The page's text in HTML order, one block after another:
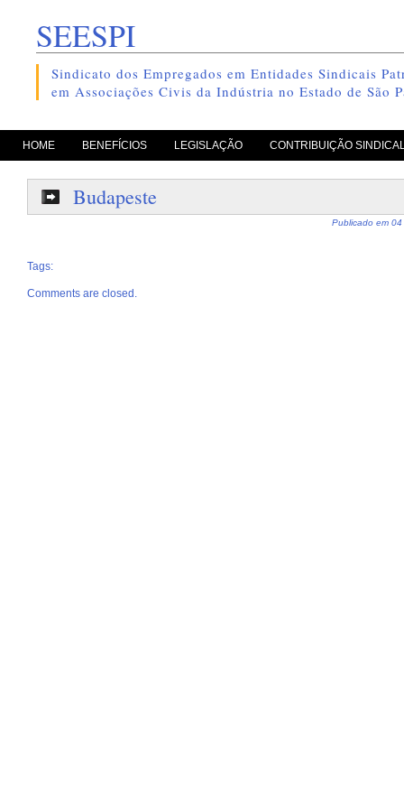
SEESPI
Sindicato dos Empregados em Entidades Sindicais
em Associações Civis da Indústria no Estado de São
pule para o conteúdo
HOME BENEFÍCIOS LEGISLAÇÃO CONTRIBUIÇÃO
Budapeste
Publicado em 04
Tags:
Comments are closed.